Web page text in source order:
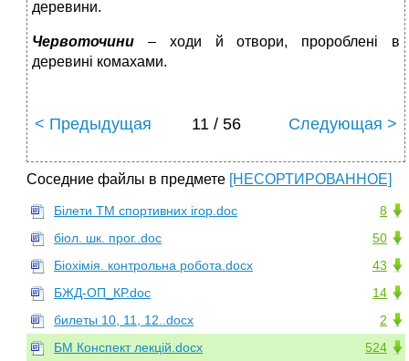
деревини.
Червоточини – ходи й отвори, пророблені в
деревині комахами.
< Предыдущая 11 / 56 Следующая >
Соседние файлы в предмете [НЕСОРТИРОВАННОЕ]
8
Білети ТМ спортивних ігор.doc
50
біол. шк. прог..doc
43
Біохімія. контрольна робота.docx
14
БЖД-ОП_КР.doc
2
билеты 10, 11, 12..docx
524
БМ Конспект лекцій.docx